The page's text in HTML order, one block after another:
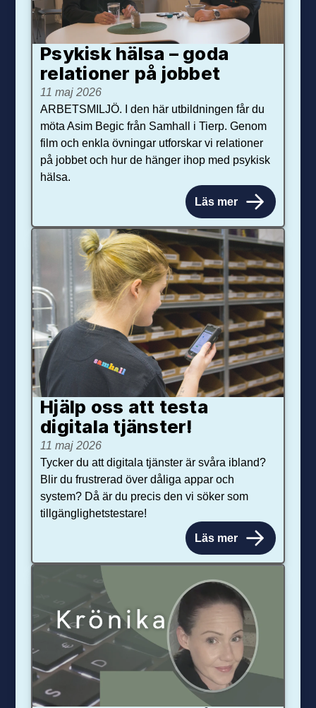
Psykisk hälsa – goda
relationer på jobbet
11 maj 2026
ARBETSMILJÖ. I den här utbildningen får du
möta Asim Begic från Samhall i Tierp. Genom
film och enkla övningar utforskar vi relationer
på jobbet och hur de hänger ihop med psykisk
hälsa.
Läs mer
Hjälp oss att testa
digitala tjänster!
11 maj 2026
Tycker du att digitala tjänster är svåra ibland?
Blir du frustrerad över dåliga appar och
system? Då är du precis den vi söker som
tillgänglighetstestare!
Läs mer